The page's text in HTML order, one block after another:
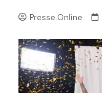
Presse.Online